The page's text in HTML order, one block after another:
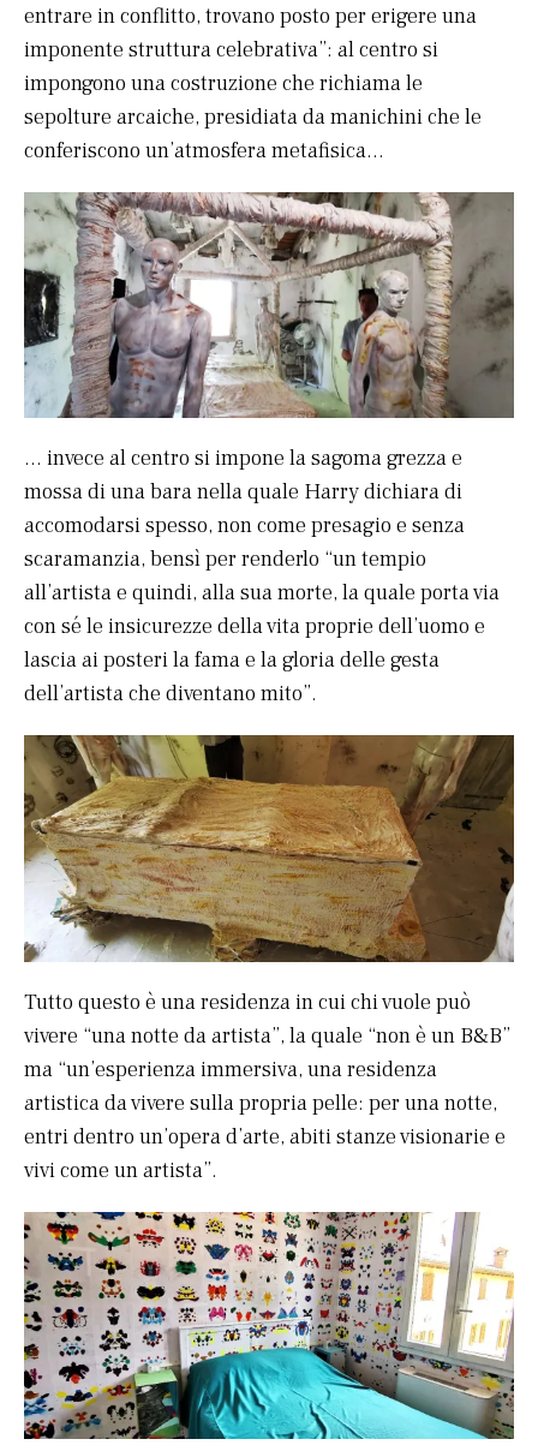
entrare in conflitto, trovano posto per erigere una
imponente struttura celebrativa”: al centro si
impongono una costruzione che richiama le
sepolture arcaiche, presidiata da manichini che le
conferiscono un’atmosfera metafisica…
… invece al centro si impone la sagoma grezza e
mossa di una bara nella quale Harry dichiara di
accomodarsi spesso, non come presagio e senza
scaramanzia, bensì per renderlo “un tempio
all’artista e quindi, alla sua morte, la quale porta via
con sé le insicurezze della vita proprie dell’uomo e
lascia ai posteri la fama e la gloria delle gesta
dell’artista che diventano mito”.
Tutto questo è una residenza in cui chi vuole può
vivere “una notte da artista”, la quale “non è un B&B”
ma “un’esperienza immersiva, una residenza
artistica da vivere sulla propria pelle: per una notte,
entri dentro un’opera d’arte, abiti stanze visionarie e
vivi come un artista”.